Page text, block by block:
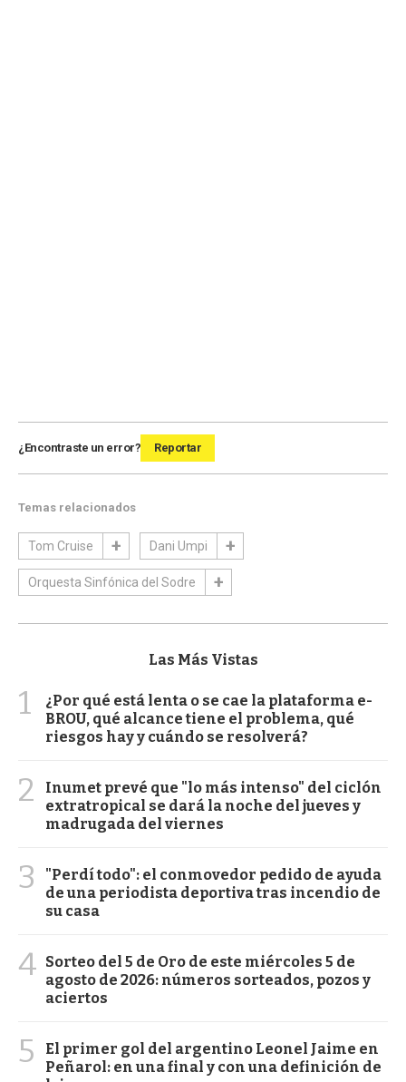
¿Encontraste un error? Reportar
Temas relacionados
Tom Cruise Dani Umpi
Orquesta Sinfónica del Sodre
Las Más Vistas
1
¿Por qué está lenta o se cae la plataforma e-
BROU, qué alcance tiene el problema, qué
riesgos hay y cuándo se resolverá?
2
Inumet prevé que "lo más intenso" del ciclón
extratropical se dará la noche del jueves y
madrugada del viernes
3
"Perdí todo": el conmovedor pedido de ayuda
de una periodista deportiva tras incendio de
su casa
4 Sorteo del 5 de Oro de este miércoles 5 de
agosto de 2026: números sorteados, pozos y
aciertos
5
El primer gol del argentino Leonel Jaime en
Peñarol: en una final y con una definición de